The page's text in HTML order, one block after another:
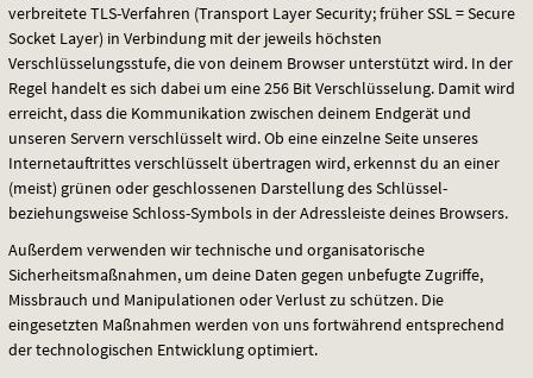
verbreiteteTLS-Verfahren (Transport Layer Security; früherSSL= Secure
Socket Layer) in Verbindung mit der jeweils höchsten
Verschlüsselungsstufe, die von deinem Browser unterstützt wird. In der
Regel handelt es sich dabei um eine 256 Bit Verschlüsselung. Damit wird
erreicht, dass die Kommunikation zwischen deinem Endgerät und
unseren Servern verschlüsselt wird. Ob eine einzelne Seite unseres
Internetauftrittes verschlüsselt übertragen wird, erkennst du an einer
(meist) grünen oder geschlossenen Darstellung des Schlüssel-
beziehungsweise Schloss-Symbols in der Adressleiste deines Browsers.
Außerdem verwenden wir technische und organisatorische
Sicherheitsmaßnahmen, um deine Daten gegen unbefugte Zugriffe,
Missbrauch und Manipulationen oder Verlust zu schützen. Die
eingesetzten Maßnahmen werden von uns fortwährend entsprechend
der technologischen Entwicklung optimiert.